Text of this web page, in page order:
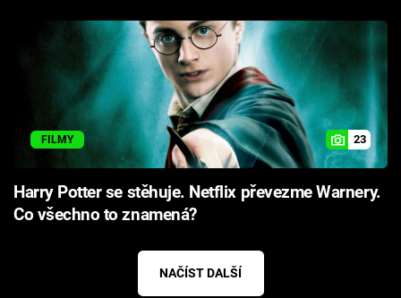
FILMY 23
Harry Potter se stěhuje. Netflix převezme Warnery.
Co všechno to znamená?
NAČÍST DALŠÍ